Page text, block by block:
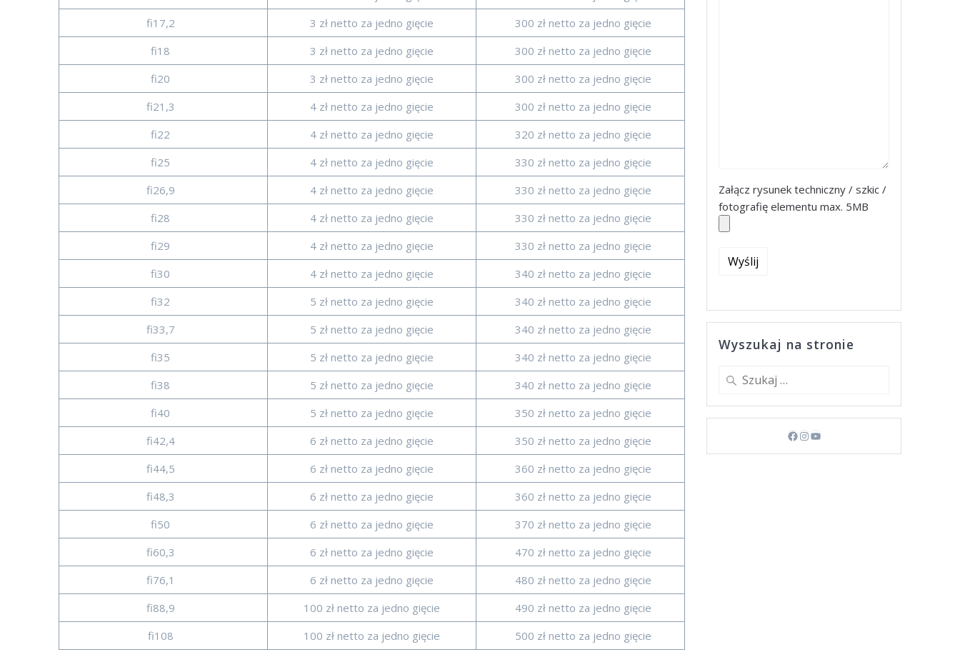
fi17,2
3 zł netto za jedno gięcie
300 zł netto za jedno gięcie
fi18
3 zł netto za jedno gięcie
300 zł netto za jedno gięcie
fi20
3 zł netto za jedno gięcie
300 zł netto za jedno gięcie
fi21,3
4 zł netto za jedno gięcie
300 zł netto za jedno gięcie
fi22
4 zł netto za jedno gięcie
320 zł netto za jedno gięcie
fi25
4 zł netto za jedno gięcie
330 zł netto za jedno gięcie
fi26,9
4 zł netto za jedno gięcie
330 zł netto za jedno gięcie
fi28
4 zł netto za jedno gięcie
330 zł netto za jedno gięcie
fi29
4 zł netto za jedno gięcie
330 zł netto za jedno gięcie
fi30
4 zł netto za jedno gięcie
340 zł netto za jedno gięcie
fi32
5 zł netto za jedno gięcie
340 zł netto za jedno gięcie
fi33,7
5 zł netto za jedno gięcie
340 zł netto za jedno gięcie
fi35
5 zł netto za jedno gięcie
340 zł netto za jedno gięcie
fi38
5 zł netto za jedno gięcie
340 zł netto za jedno gięcie
fi40
5 zł netto za jedno gięcie
350 zł netto za jedno gięcie
fi42,4
6 zł netto za jedno gięcie
350 zł netto za jedno gięcie
fi44,5
6 zł netto za jedno gięcie
360 zł netto za jedno gięcie
fi48,3
6 zł netto za jedno gięcie
360 zł netto za jedno gięcie
fi50
6 zł netto za jedno gięcie
370 zł netto za jedno gięcie
fi60,3
6 zł netto za jedno gięcie
470 zł netto za jedno gięcie
fi76,1
6 zł netto za jedno gięcie
480 zł netto za jedno gięcie
fi88,9
100 zł netto za jedno gięcie
490 zł netto za jedno gięcie
fi108
100 zł netto za jedno gięcie 500 zł netto za jedno gięcie
Załącz rysunek techniczny / szkic /
fotografię elementu max. 5MB
Wyszukaj na stronie
Szukaj:
Facebook
Instagram
YouTube